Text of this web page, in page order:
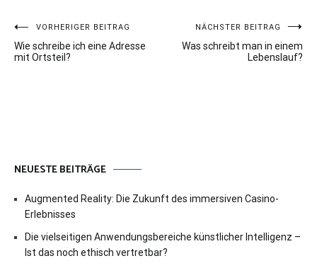
Beitragsnavigation
VORHERIGER BEITRAG
Wie schreibe ich eine Adresse
mit Ortsteil?
NÄCHSTER BEITRAG
Was schreibt man in einem
Lebenslauf?
NEUESTE BEITRÄGE
Augmented Reality: Die Zukunft des immersiven Casino-
Erlebnisses
Die vielseitigen Anwendungsbereiche künstlicher Intelligenz –
Ist das noch ethisch vertretbar?